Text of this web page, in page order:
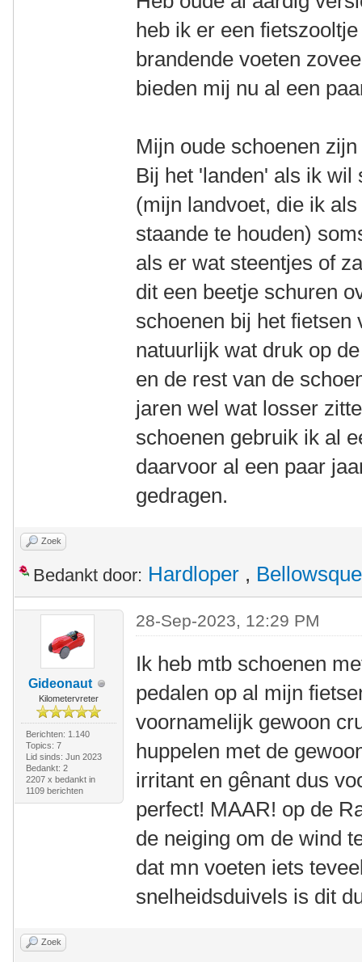
heb ik er een
brandende voeten
bieden mij nu al een
Mijn oude schoenen
Bij het 'landen' als ik
(mijn landvoet, die ik
staande te houden)
als er wat steentjes of
dit een beetje schuren
schoenen bij het
natuurlijk wat druk op
en de rest van de
jaren wel wat losser
schoenen gebruik ik al
daarvoor al een paar
gedragen.
Zoek
Bedankt door: Hardloper ,
Gideonaut
Kilometervreter
Berichten: 1.140
Topics: 7
Lid sinds: Jun 2023
Bedankt: 2
2207 x bedankt in
1109 berichten
28-Sep-2023, 12:29 PM
Ik heb mtb schoenen
pedalen op al mijn
voornamelijk gewoon
huppelen met de
irritant en gênant dus
perfect! MAAR! op de
de neiging om de wind
dat mn voeten iets
snelheidsduivels is dit
Zoek